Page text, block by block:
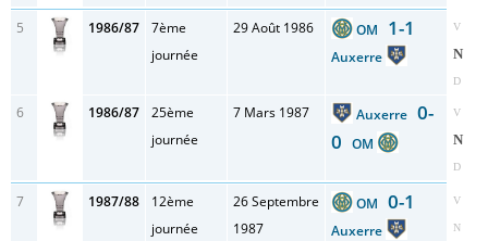
5 1986/87
7ème
journée
29 Août 1986 OM 1-1
Auxerre
V
N
D
6 1986/87
25ème
journée
7 Mars 1987 Auxerre 0-
0 OM
V
N
D
7 1987/88
12ème
journée
26 Septembre
1987
OM 0-1
Auxerre
V
N